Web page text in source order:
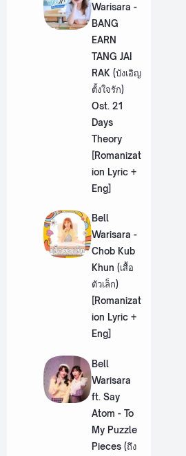
Warisara -
BANG
EARN
TANG JAI
RAK (บังเอิญ
ตั้งใจรัก)
Ost. 21
Days
Theory
[Romanizat
ion Lyric +
Eng]
Bell
Warisara -
Chob Kub
Khun (เสื้อ
ตัวเล็ก)
[Romanizat
ion Lyric +
Eng]
Bell
Warisara
ft. Say
Atom - To
My Puzzle
Pieces (ถึง